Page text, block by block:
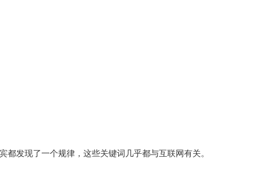
现了一个规律，这些关键词几乎都与互联网有关。